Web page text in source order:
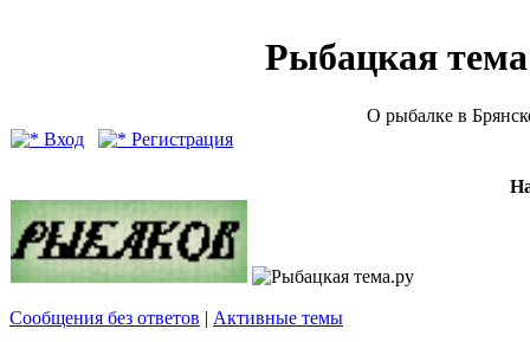
Рыбацкая
О рыбалке в
Вход
Регистрация
Сообщения без ответов | Активные темы